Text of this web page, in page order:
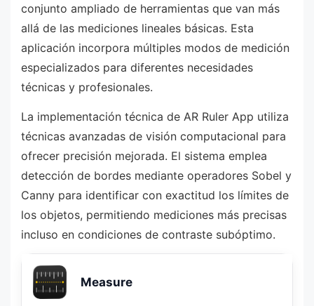
conjunto ampliado de herramientas que van más
allá de las mediciones lineales básicas. Esta
aplicación incorpora múltiples modos de medición
especializados para diferentes necesidades
técnicas y profesionales.
La implementación técnica de AR Ruler App utiliza
técnicas avanzadas de visión computacional para
ofrecer precisión mejorada. El sistema emplea
detección de bordes mediante operadores Sobel y
Canny para identificar con exactitud los límites de
los objetos, permitiendo mediciones más precisas
incluso en condiciones de contraste subóptimo.
Measure